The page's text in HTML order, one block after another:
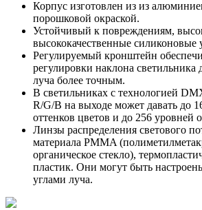
Корпус изготовлен из из
порошковой окраской.
Устойчивый к повреждениям,
высококачественные силиконовые
Регулируемый кронштейн
регулировки наклона светильника
луча более точным.
В светильниках с технологией
R/G/B на выходе может давать до
оттенков цветов и до 256 уровней
Линзы распределения светового
материала PMMA
органическое стекло),
пластик. Они могут быть
углами луча.